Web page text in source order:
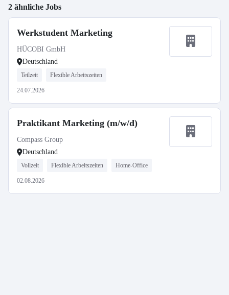
2 ähnliche Jobs
Werkstudent Marketing
HÜCOBI GmbH
Deutschland
Teilzeit Flexible Arbeitszeiten
24.07.2026
Praktikant Marketing (m/w/d)
Compass Group
Deutschland
Vollzeit Flexible Arbeitszeiten Home-Office
02.08.2026